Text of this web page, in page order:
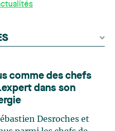
comme des chefs
dans son
Desroches et